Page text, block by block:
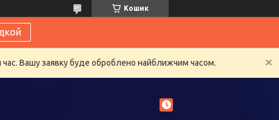
Кошик
час. Вашу заявку буде оброблено найближчим часом.